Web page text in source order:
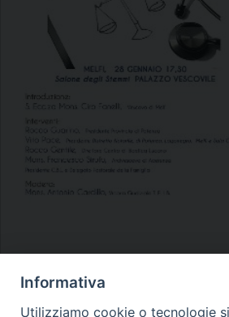
Informativa
Utilizziamo cookie o tecnologie